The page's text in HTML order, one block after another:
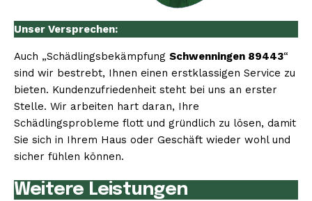
Unser Versprechen:
Auch „Schädlingsbekämpfung Schwenningen 89443“
sind wir bestrebt, Ihnen einen erstklassigen Service zu
bieten. Kundenzufriedenheit steht bei uns an erster
Stelle. Wir arbeiten hart daran, Ihre
Schädlingsprobleme flott und gründlich zu lösen, damit
Sie sich in Ihrem Haus oder Geschäft wieder wohl und
sicher fühlen können.
Weitere Leistungen